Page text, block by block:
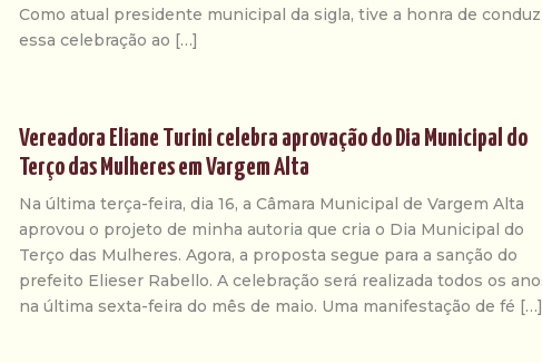
Como atual presidente municipal da sigla, tive a honra de
essa celebração ao […]
Vereadora Eliane Turini celebra aprovação do Dia Municipal do
Terço das Mulheres em Vargem Alta
Na última terça-feira, dia 16, a Câmara Municipal de Vargem Alta
aprovou o projeto de minha autoria que cria o Dia Municipal do
Terço das Mulheres. Agora, a proposta segue para a sanção do
prefeito Elieser Rabello. A celebração será realizada todos os
na última sexta-feira do mês de maio. Uma manifestação de fé […]